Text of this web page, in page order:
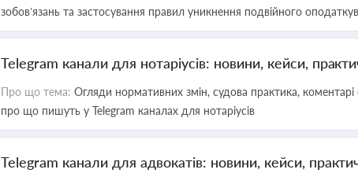
зобов’язань та застосування правил уникнення подвійного
Telegram канали для нотаріусів: новини, кейси,
Про що тема: Огляди нормативних змін, судова практика,
про що пишуть у Telegram каналах для нотаріусів
Telegram канали для адвокатів: новини, кейси,